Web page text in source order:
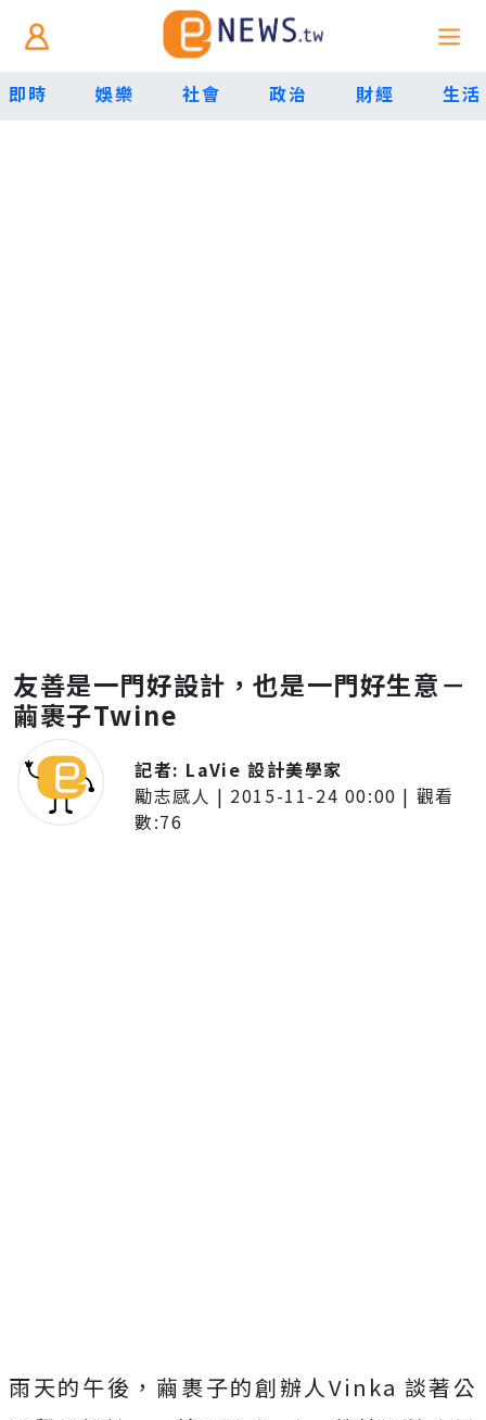
即時 娛樂 社會 政治 財經 生活
友善是一門好設計，也是一門好生意－
繭裹子Twine
記者: LaVie 設計美學家
勵志感人 | 2015-11-24 00:00 | 觀看
數:76
雨天的午後，繭裹子的創辦人Vinka 談著公